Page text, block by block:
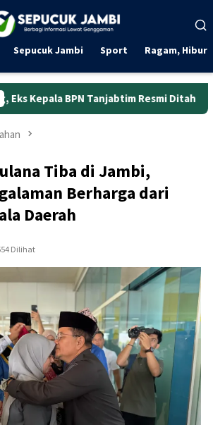
Sepucuk Jambi Sport Ragam,
Resmi Ditahan Dunia
Tiba di Jambi,
Berharga dari
Daerah
Dilihat